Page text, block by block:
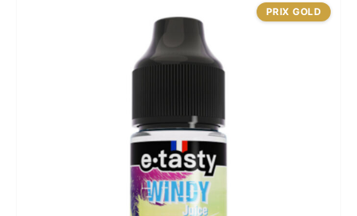
PRIX GOLD